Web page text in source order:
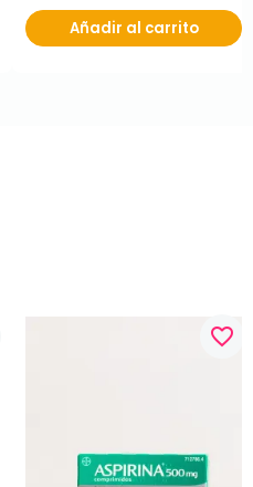
Añadir al carrito
favorite_border